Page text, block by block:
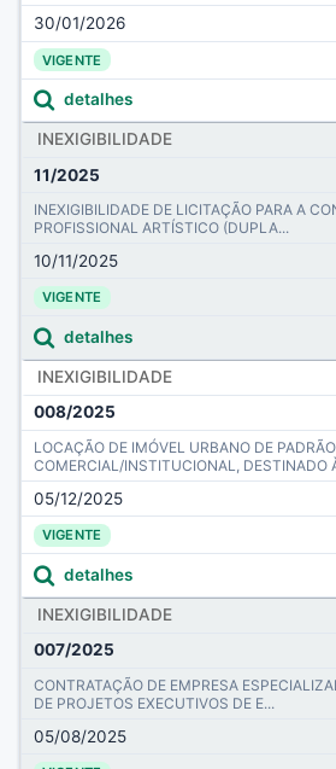
30/01/2026
VIGENTE
detalhes
INEXIGIBILIDADE
11/2025
INEXIGIBILIDADE DE LICITAÇÃO PARA A
PROFISSIONAL ARTÍSTICO (DUPLA...
10/11/2025
VIGENTE
detalhes
INEXIGIBILIDADE
008/2025
LOCAÇÃO DE IMÓVEL URBANO DE PADRÃO
COMERCIAL/INSTITUCIONAL, DESTINADO
05/12/2025
VIGENTE
detalhes
INEXIGIBILIDADE
007/2025
CONTRATAÇÃO DE EMPRESA
DE PROJETOS EXECUTIVOS DE E...
05/08/2025